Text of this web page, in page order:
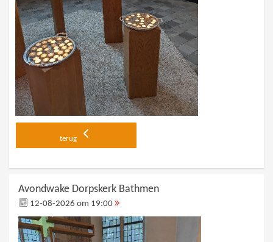
terug
Avondwake Dorpskerk Bathmen
12-08-2026 om 19:00